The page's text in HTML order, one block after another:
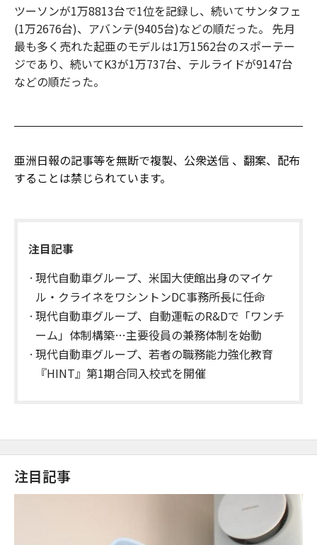
ツーソンが1万8813台で1位を記録し、続いてサンタフェ
(1万2676台)、アバンテ(9405台)などの順だった。 先月
最も多く売れた起亜のモデルは1万1562台のスポーテー
ジであり、続いてK3が1万737台、テルライドが9147台
などの順だった。
亜洲日報の記事等を無断で複製、公衆送信 、翻案、配布
することは禁じられています。
注目記事
現代自動車グループ、米国大使館出身のマイケ
ル・クライネをワシントンDC事務所長に任命
現代自動車グループ、自動運転のR&Dで「ワンチ
ーム」体制構築…主要役員の兼務体制を始動
現代自動車グループ、若者の職務能力強化教育
『HINT』第1期合同入校式を開催
注目記事